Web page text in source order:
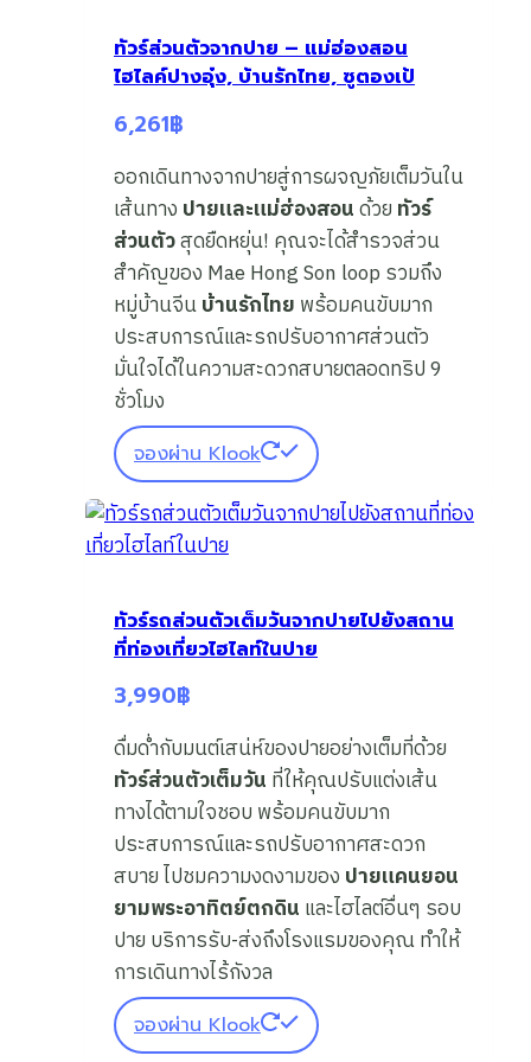
ทัวร์ส่วนตัวจากปาย – แม่ฮ่องสอน
ไฮไลค์ปางอุ๋ง, บ้านรักไทย, ซูตองเป้
6,261฿
ออกเดินทางจากปายสู่การผจญภัยเต็มวันใน
เส้นทาง ปายและแม่ฮ่องสอนด้วย ทัวร์
ส่วนตัวสุดยืดหยุ่น! คุณจะได้สำรวจส่วน
สำคัญของ Mae Hong Son loop รวมถึง
หมู่บ้านจีนบ้านรักไทย พร้อมคนขับมาก
ประสบการณ์และรถปรับอากาศส่วนตัว
มั่นใจได้ในความสะดวกสบายตลอดทริป 9
ชั่วโมง
จองผ่าน Klook
ทัวร์รถส่วนตัวเต็มวันจากปายไปยังสถาน
ที่ท่องเที่ยวไฮไลท์ในปาย
3,990฿
ดื่มด่ำกับมนต์เสน่ห์ของปายอย่างเต็มที่ด้วย
ทัวร์ส่วนตัวเต็มวัน ที่ให้คุณปรับแต่งเส้น
ทางได้ตามใจชอบ พร้อมคนขับมาก
ประสบการณ์และรถปรับอากาศสะดวก
สบาย ไปชมความงดงามของ ปายแคนยอน
ยามพระอาทิตย์ตกดิน และไฮไลต์อื่นๆ รอบ
ปาย บริการรับ-ส่งถึงโรงแรมของคุณ ทำให้
การเดินทางไร้กังวล
จองผ่าน Klook